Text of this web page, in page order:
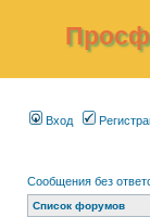
Вход
Сообщения без
Список форумов